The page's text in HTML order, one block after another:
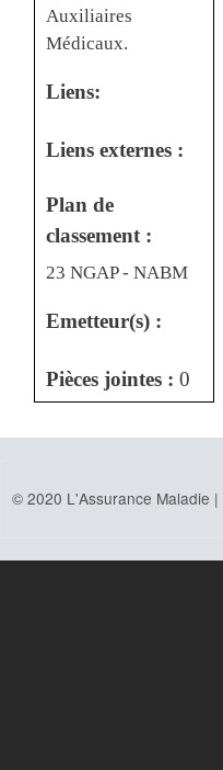
Auxiliaires
Médicaux.
Liens:
Liens externes :
Plan de
classement :
23 NGAP - NABM
Emetteur(s) :
Pièces jointes : 0
© 2020 L'Assurance Maladie |